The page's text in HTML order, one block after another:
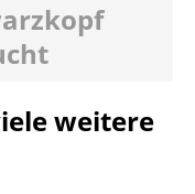
weitere